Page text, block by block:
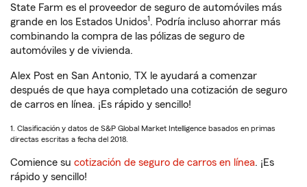
State Farm es el proveedor de seguro de automóviles más
grande en los Estados Unidos1 . Podría incluso ahorrar más
combinando la compra de las pólizas de seguro de
automóviles y de vivienda.
Alex Post en San Antonio, TX le ayudará a comenzar
después de que haya completado una cotización de seguro
de carros en línea. ¡Es rápido y sencillo!
1. Clasificación y datos de S&P Global Market Intelligence basados en primas
directas escritas a fecha del 2018.
Comience su cotización de seguro de carros en línea. ¡Es
rápido y sencillo!